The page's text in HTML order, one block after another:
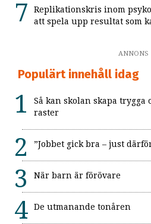
Replikationskris inom
att spela upp resultat som
ANNONS
Populärt innehåll idag
Så kan skolan skapa
raster
”Jobbet gick bra – just
När barn är förövare
De utmanande tonåren